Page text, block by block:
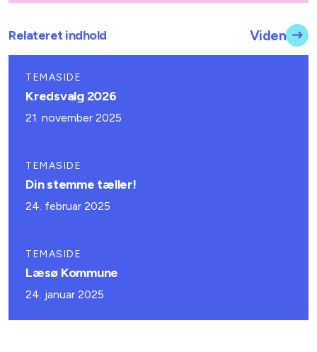
Relateret indhold Viden
TEMASIDE
Kredsvalg 2026
21. november 2025
TEMASIDE
Din stemme tæller!
24. februar 2025
TEMASIDE
Læsø Kommune
24. januar 2025